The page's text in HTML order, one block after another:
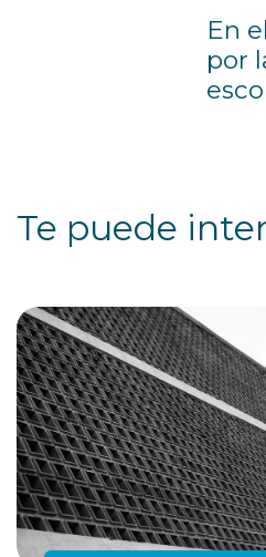
En
por
Te puede